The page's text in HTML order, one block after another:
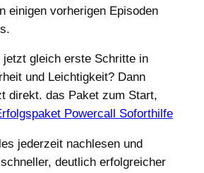
einigen vorherigen Episoden
jetzt gleich erste Schritte in
und Leichtigkeit? Dann
direkt. das Paket zum Start,
Powercall Soforthilfe
jederzeit nachlesen und
deutlich erfolgreicher